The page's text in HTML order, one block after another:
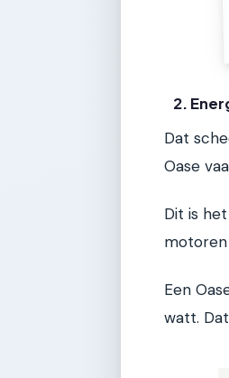
2.
Dat
Oase
Dit is
motoren
Een
watt.